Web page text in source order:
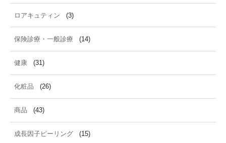
ロアキュティン (3)
保険診療・一般診療 (14)
健康 (31)
化粧品 (26)
商品 (43)
成長因子ピーリング (15)